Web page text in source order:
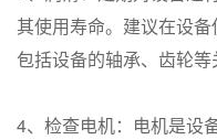
其使用寿命。建议在设
包括设备的轴承、齿轮等
4、检查电机：电机是设